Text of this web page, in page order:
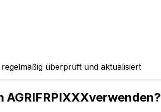
überprüft und aktualisiert
AGRIFRPIXXXverwenden?